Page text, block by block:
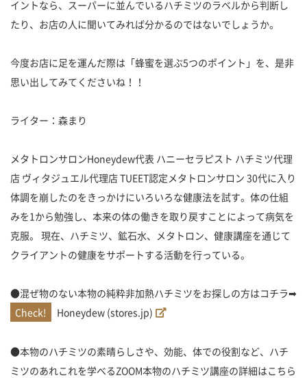
イントなら、スーパーに並んでいるハチミツのラベルから判断し
たり、お店の人に聞いてみれば分かるのではないでしょうか。
今度お店に足を運んだ際は「蜂蜜を選ぶ5つのポイント」を、是非
思い出してみてくださいね！！
ライター：森まり
メタトロンサロンHoneydew代表 ハニーセラピスト ハチミツ代理
店 ヴィタジュエル代理店 TUEET認定メタトロンサロン 30代に入り
体調を崩したのをきっかけにいろいろな健康法を試す。体の仕組
みを1から勉強し、本来の体の働きを取り戻すことによって病気を
克服。 現在、ハチミツ、鉱石水、メタトロン、健康講座を通じて
クライアントの健康をサポートする活動を行っている。
●混ぜ物のない本物の純粋非加熱ハチミツをお探しの方はコチラ➡
Honeydew (stores.jp)
●本物のハチミツの素晴らしさや、効能、体での役割など、ハチ
ミツのあれこれを学べるZOOM本物のハチミツ講座の詳細はこちら